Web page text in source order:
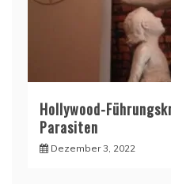
Hollywood-
Parasiten
Dezember 3, 2022